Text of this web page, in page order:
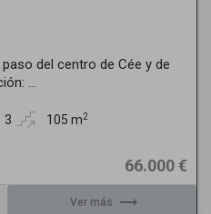
del centro de Cée y de
...
3 105 m2
66.000 €
Ver más trending_flat